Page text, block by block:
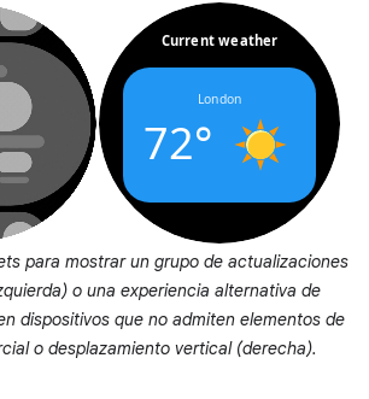
para mostrar un grupo de actualizaciones
o una experiencia alternativa de
dispositivos que no admiten elementos de
o desplazamiento vertical (derecha).